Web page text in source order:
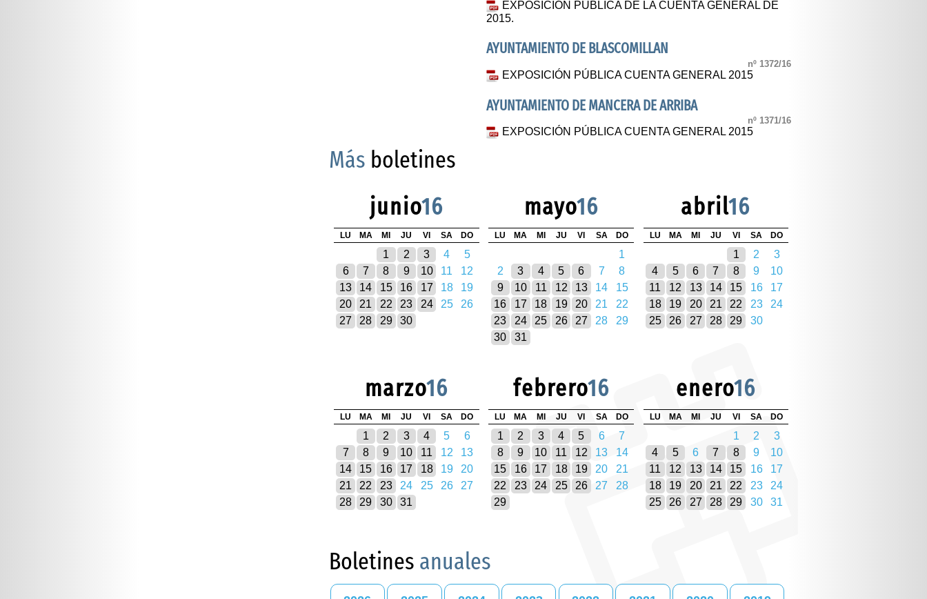
EXPOSICIÓN PÚBLICA DE LA CUENTA GENERAL DE
2015.
AYUNTAMIENTO DE BLASCOMILLAN
nº 1372/16
EXPOSICIÓN PÚBLICA CUENTA GENERAL 2015
AYUNTAMIENTO DE MANCERA DE ARRIBA
nº 1371/16
EXPOSICIÓN PÚBLICA CUENTA GENERAL 2015
Más boletines
junio16
LU MA MI JU VI SA DO
1 2 3 4
5
6
7 8 9 10 11
12
13
14 15 16 17 18
19
20
21 22 23 24 25
26
27
28 29 30
mayo16
LU MA MI JU VI SA DO
1
2
3 4 5 6 7
8
9
10 11 12 13 14
15
16
17 18 19 20 21
22
23
24 25 26 27 28
29
30
31
abril16
LU MA MI JU VI SA DO
1 2
3
4
5 6 7 8 9
10
11
12 13 14 15 16
17
18
19 20 21 22 23
24
25
26 27 28 29 30
marzo16
LU MA MI JU VI SA DO
1 2 3 4 5
6
7
8 9 10 11 12
13
14
15 16 17 18 19
20
21
22 23 24 25 26
27
28
29 30 31
febrero16
LU MA MI JU VI SA DO
1 2 3 4 5 6
7
8
9 10 11 12 13
14
15
16 17 18 19 20
21
22
23 24 25 26 27
28
29
enero16
LU MA MI JU VI SA DO
1 2
3
4
5 6 7 8 9
10
11
12 13 14 15 16
17
18
19 20 21 22 23
24
25
26 27 28 29 30 31
Boletines anuales